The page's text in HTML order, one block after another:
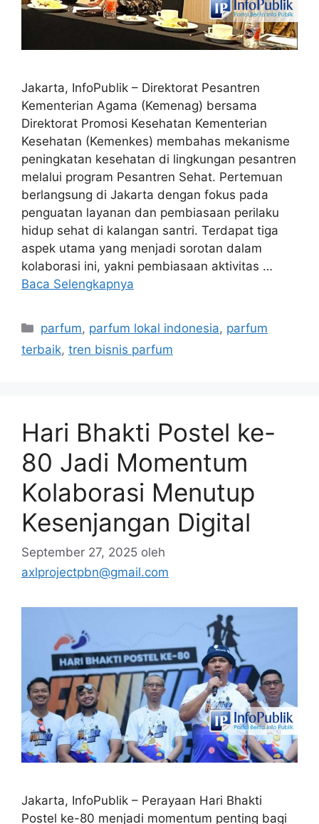
Jakarta, InfoPublik – Direktorat Pesantren
Kementerian Agama (Kemenag) bersama
Direktorat Promosi Kesehatan Kementerian
Kesehatan (Kemenkes) membahas mekanisme
peningkatan kesehatan di lingkungan pesantren
melalui program Pesantren Sehat. Pertemuan
berlangsung di Jakarta dengan fokus pada
penguatan layanan dan pembiasaan perilaku
hidup sehat di kalangan santri. Terdapat tiga
aspek utama yang menjadi sorotan dalam
kolaborasi ini, yakni pembiasaan aktivitas …
Baca Selengkapnya
Kategori
parfum, parfum lokal indonesia, parfum
terbaik, tren bisnis parfum
Hari Bhakti Postel ke-
80 Jadi Momentum
Kolaborasi Menutup
Kesenjangan Digital
September 27, 2025 oleh
axlprojectpbn@gmail.com
Jakarta, InfoPublik – Perayaan Hari Bhakti
Postel ke-80 menjadi momentum penting bagi